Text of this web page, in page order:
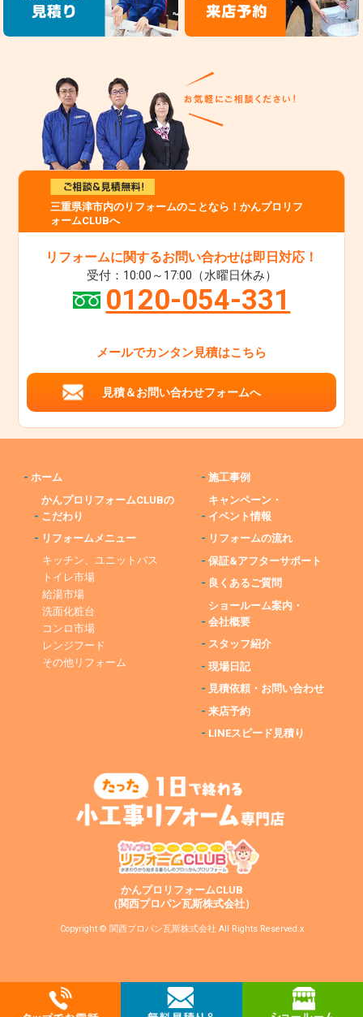
三重県津市内のリフォームのことなら！かんプロリフ
ォームCLUBへ
リフォームに関するお問い合わせは即日対応！
受付：10:00～17:00（水曜日休み）
0120-054-331
メールでカンタン見積はこちら
見積＆お問い合わせフォームへ
-ホーム
-
かんプロリフォームCLUBの
こだわり
- リフォームメニュー
キッチン、ユニットバス
トイレ市場
給湯市場
洗面化粧台
コンロ市場
レンジフード
その他リフォーム
-施工事例
-
キャンペーン・
イベント情報
- リフォームの流れ
-保証&アフターサポート
- 良くあるご質問
-
ショールーム案内・
会社概要
- スタッフ紹介
-現場日記
- 見積依頼・お問い合わせ
-来店予約
- LINEスピード見積り
かんプロリフォームCLUB
（関西プロパン瓦斯株式会社）
Copyright © 関西プロパン瓦斯株式会社 All Rights Reserved.x